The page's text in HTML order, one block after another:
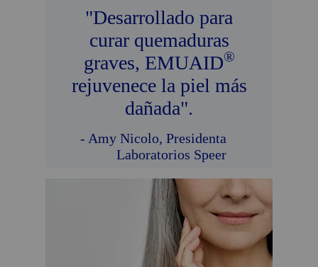
"Desarrollado para
curar quemaduras
graves, EMUAID®
rejuvenece la piel más
dañada".
- Amy Nicolo, Presidenta
Laboratorios Speer